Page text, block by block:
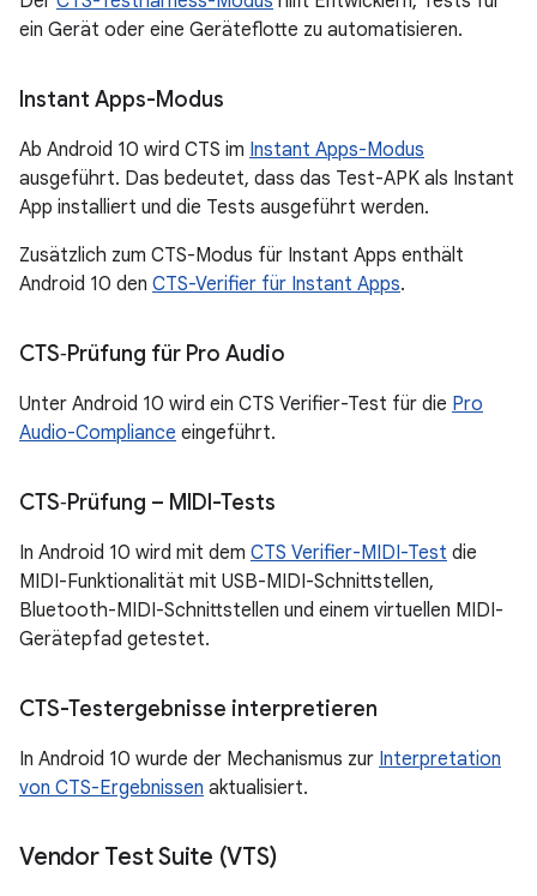
ein Gerät oder eine Geräteflotte zu automatisieren.
Instant Apps-Modus
Ab Android 10 wird CTS im Instant Apps-Modus
ausgeführt. Das bedeutet, dass das Test-APK als Instant
App installiert und die Tests ausgeführt werden.
Zusätzlich zum CTS-Modus für Instant Apps enthält
Android 10 den CTS-Verifier für Instant Apps.
CTS‑Prüfung für Pro Audio
Unter Android 10 wird ein CTS Verifier-Test für die Pro
Audio-Compliance eingeführt.
CTS‑Prüfung – MIDI-Tests
In Android 10 wird mit dem CTS Verifier-MIDI-Test die
MIDI-Funktionalität mit USB-MIDI-Schnittstellen,
Bluetooth-MIDI-Schnittstellen und einem virtuellen MIDI-
Gerätepfad getestet.
CTS-Testergebnisse interpretieren
In Android 10 wurde der Mechanismus zur Interpretation
von CTS-Ergebnissen aktualisiert.
Vendor Test Suite (VTS)